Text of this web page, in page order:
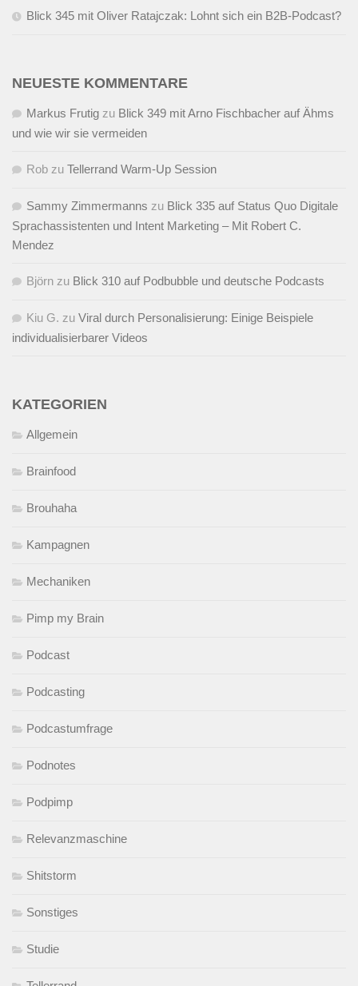
Blick 345 mit Oliver Ratajczak: Lohnt sich ein B2B-Podcast?
NEUESTE KOMMENTARE
Markus Frutig zu Blick 349 mit Arno Fischbacher auf Ähms
und wie wir sie vermeiden
Rob zu Tellerrand Warm-Up Session
Sammy Zimmermanns zu Blick 335 auf Status Quo Digitale
Sprachassistenten und Intent Marketing – Mit Robert C.
Mendez
Björn zu Blick 310 auf Podbubble und deutsche Podcasts
Kiu G. zu Viral durch Personalisierung: Einige Beispiele
individualisierbarer Videos
KATEGORIEN
Allgemein
Brainfood
Brouhaha
Kampagnen
Mechaniken
Pimp my Brain
Podcast
Podcasting
Podcastumfrage
Podnotes
Podpimp
Relevanzmaschine
Shitstorm
Sonstiges
Studie